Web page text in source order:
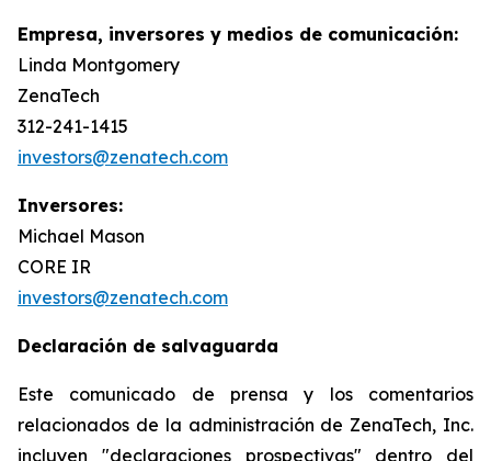
Empresa, inversores y medios de comunicación:
Linda Montgomery
ZenaTech
312-241-1415
investors@zenatech.com
Inversores:
Michael Mason
CORE IR
investors@zenatech.com
Declaración de salvaguarda
Este comunicado de prensa y los comentarios
relacionados de la administración de ZenaTech, Inc.
incluyen "declaraciones prospectivas" dentro del